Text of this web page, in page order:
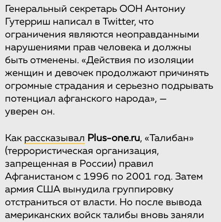
Генеральный секретарь ООН Антониу
Гутерриш написал в Twitter, что
ограничения являются неоправданными
нарушениями прав человека и должны
быть отменены. «Действия по изоляции
женщин и девочек продолжают причинять
огромные страдания и серьезно подрывать
потенциал афганского народа», —
уверен он.
Как рассказывал Plus-one.ru, «Талибан»
(террористическая организация,
запрещенная в России) правил
Афганистаном с 1996 по 2001 год. Затем
армия США вынудила группировку
отстраниться от власти. Но после вывода
американских войск талибы вновь заняли